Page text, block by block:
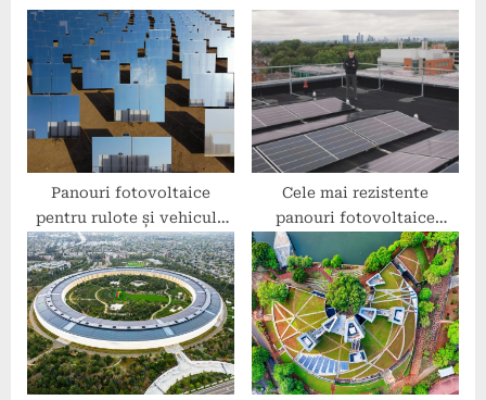
s
P
o
s
t
o
t
:
Panouri fotovoltaice
pentru rulote și vehicule
off-grid
Cele mai rezistente
panouri fotovoltaice
pentru zone montane